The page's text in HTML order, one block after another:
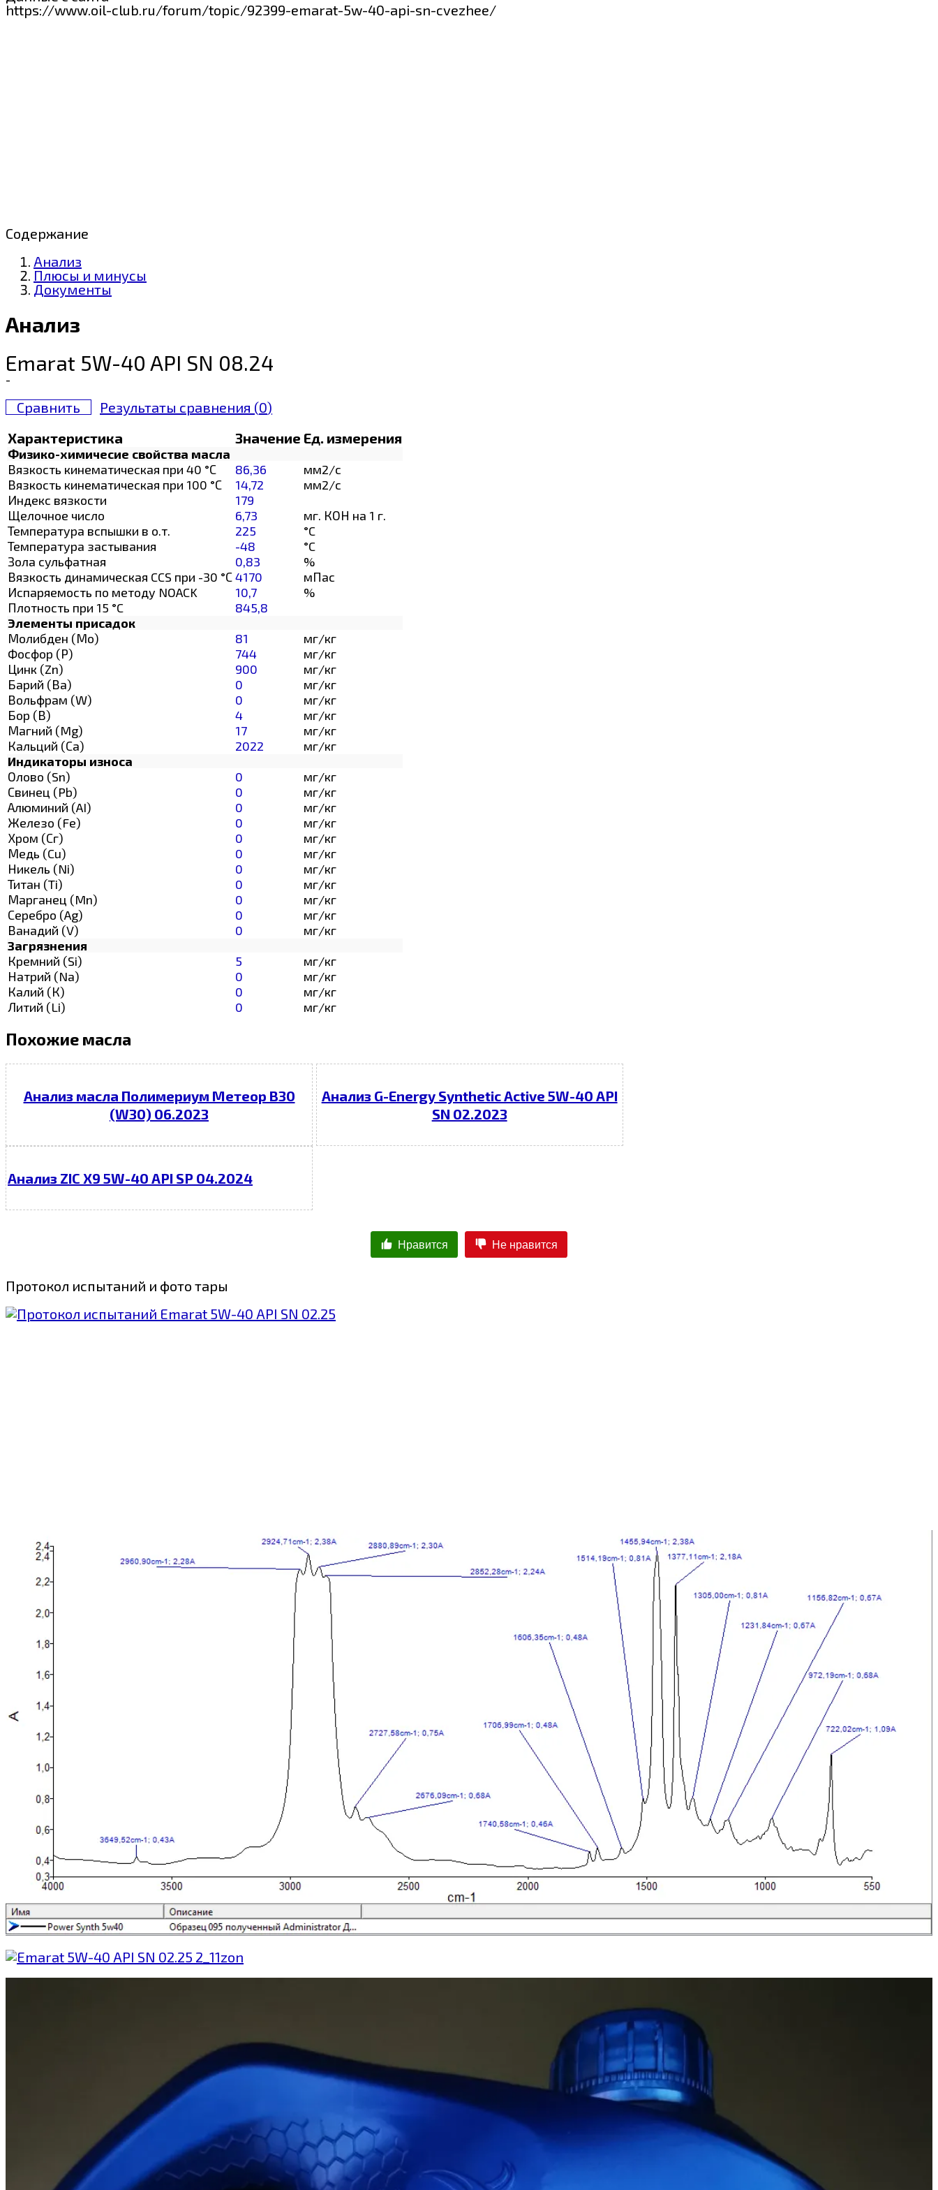
https://www.oil-club.ru/forum/topic/92399-emarat-5w-40-api-sn-cvezhee/
Содержание
Анализ
Плюсы и минусы
Документы
Анализ
Emarat 5W-40 API SN 08.24
-
Сравнить Результаты сравнения (0)
Характеристика
Значение Ед. измерения
Физико-химичесие свойства масла
Вязкость кинематическая при 40 °С
86,36
мм2/с
Вязкость кинематическая при 100 °С
14,72
мм2/с
Индекс вязкости
179
Щелочное число
6,73
мг. КОН на 1 г.
Температура вспышки в о.т.
225
°C
Температура застывания
-48
°C
Зола сульфатная
0,83
%
Вязкость динамическая CCS при -30 °С4170
мПас
Испаряемость по методу NOACK
10,7
%
Плотность при 15 °C
845,8
Элементы присадок
Молибден (Мо)
81
мг/кг
Фосфор (Р)
744
мг/кг
Цинк (Zn)
900
мг/кг
Барий (Ва)
0
мг/кг
Вольфрам (W)
0
мг/кг
Бор (В)
4
мг/кг
Магний (Mg)
17
мг/кг
Кальций (Са)
2022
мг/кг
Индикаторы износа
Олово (Sn)
0
мг/кг
Свинец (Pb)
0
мг/кг
Алюминий (AI)
0
мг/кг
Железо (Fe)
0
мг/кг
Хром (Сг)
0
мг/кг
Медь (Cu)
0
мг/кг
Никель (Ni)
0
мг/кг
Титан (Ti)
0
мг/кг
Марганец (Mn)
0
мг/кг
Серебро (Ag)
0
мг/кг
Ванадий (V)
0
мг/кг
Загрязнения
Кремний (Si)
5
мг/кг
Натрий (Na)
0
мг/кг
Калий (К)
0
мг/кг
Литий (Li)
0 мг/кг
Похожие масла
Анализ масла Полимериум Метеор В30
(W30) 06.2023
Анализ G-Energy Synthetic Active 5W-40 API
SN 02.2023
Анализ ZIC X9 5W-40 API SP 04.2024
Нравится Не нравится
Протокол испытаний и фото тары